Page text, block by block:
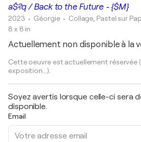
a$?q / Back to the Future - {$M}
2023 • Géorgie • Collage, Pastel sur
8 x 8 in
Actuellement non disponible à la
Cette oeuvre est actuellement réservée
exposition...).
Soyez avertis lorsque celle-ci sera
disponible.
Email